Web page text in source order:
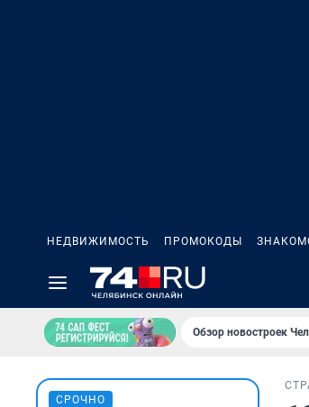
НЕДВИЖИМОСТЬ ПРОМОКОДЫ
Обзор новостроек
СРОЧНО